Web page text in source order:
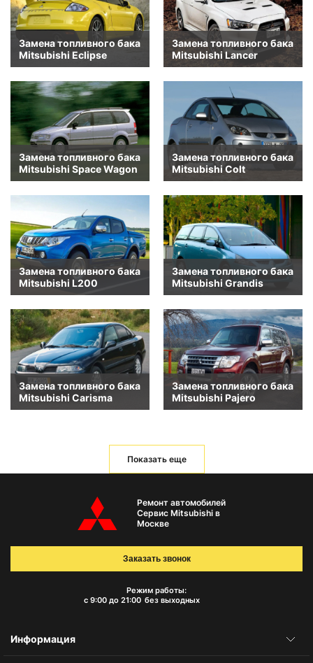
Замена топливного бака
Mitsubishi Eclipse
Замена топливного бака
Mitsubishi Lancer
Замена топливного бака
Mitsubishi Space Wagon
Замена топливного бака
Mitsubishi Colt
Замена топливного бака
Mitsubishi L200
Замена топливного бака
Mitsubishi Grandis
Замена топливного бака
Mitsubishi Carisma
Замена топливного бака
Mitsubishi Pajero
Показать еще
Ремонт автомобилей
Сервис Mitsubishi в
Москве
Режим работы:
с 9:00 до 21:00 без выходных
Заказать звонок
Информация